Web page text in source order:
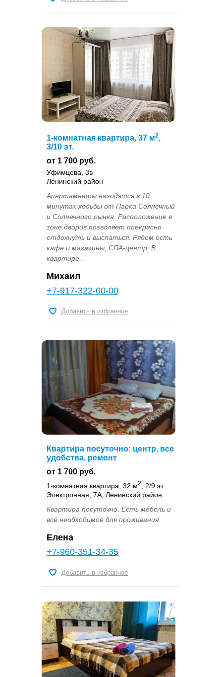
1-комнатная квартира, 37 м2,
3/10 эт.
от 1 700 руб.
Уфимцева, 3в
Ленинский район
Апартаменты находятся в 10
минутах ходьбы от Парка Солнечный
и Солнечного рынка. Расположение в
зоне дворов позволяет прекрасно
отдохнуть и выспаться. Рядом есть
кафе и магазины, СПА-центр. В
квартире...
Михаил
+7-917-322-00-00
Добавить в избранное
Квартира посуточно: центр, все
удобства, ремонт
от 1 700 руб.
1-комнатная квартира, 32 м2
, 2/9 эт.
Электронная, 7А, Ленинский район
Квартира посуточно. Есть мебель и
всё необходимое для проживания
Елена
+7-960-351-34-35
Добавить в избранное